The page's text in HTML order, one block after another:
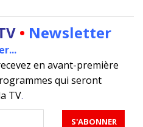
• Newsletter
en avant-première
qui seront
TV.